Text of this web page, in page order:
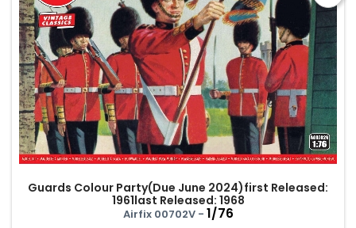
Guards Colour Party(Due June 2024)first Released:
1961last Released: 1968
Airfix 00702V - 1/76